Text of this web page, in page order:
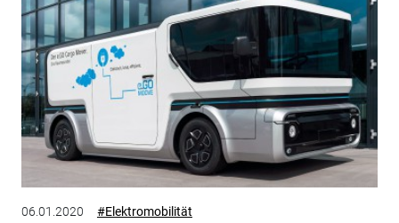
06.01.2020 #Elektromobilität